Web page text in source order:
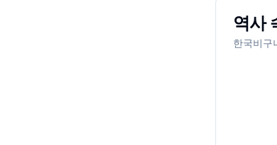
역사
한국비구